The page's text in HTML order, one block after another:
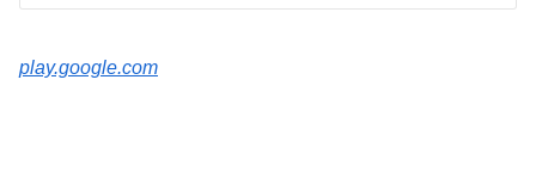
play.google.com